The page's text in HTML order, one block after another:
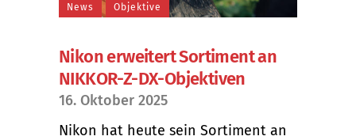
News Objektive
Nikon erweitert Sortiment an
NIKKOR-Z-DX-Objektiven
16. Oktober 2025
Nikon hat heute sein Sortiment an